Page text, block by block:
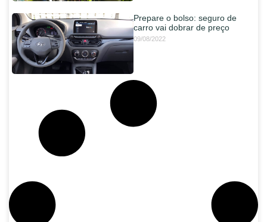
Prepare o bolso: seguro de
carro vai dobrar de preço
09/08/2022